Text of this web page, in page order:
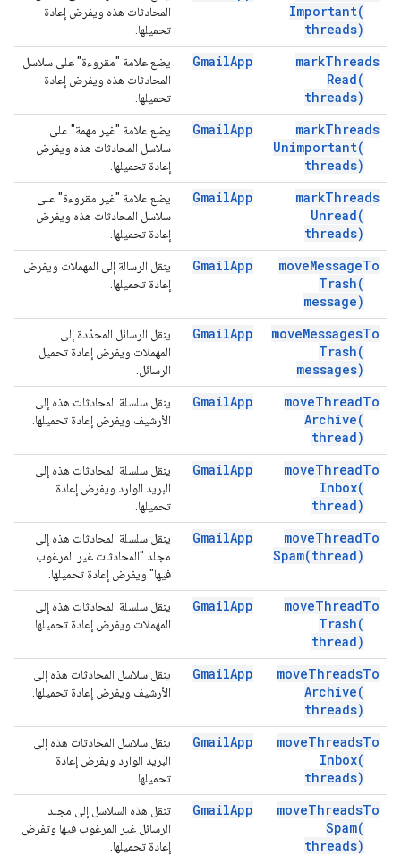
Important(
threads)
المحادثات هذه ويفرض إعادة
تحميلها.
markThreads
Read(
threads)
GmailApp
يضع علامة "مقروءة" على سلاسل
المحادثات هذه ويفرض إعادة
تحميلها.
markThreads
Unimportant(
threads)
GmailApp
يضع علامة "غير مهمة" على
سلاسل المحادثات هذه ويفرض
إعادة تحميلها.
markThreads
Unread(
threads)
GmailApp
يضع علامة "غير مقروءة" على
سلاسل المحادثات هذه ويفرض
إعادة تحميلها.
moveMessageTo
Trash(
message)
GmailApp
ينقل الرسالة إلى المهملات ويفرض
إعادة تحميلها.
moveMessagesTo
Trash(
messages)
GmailApp
ينقل الرسائل المحدّدة إلى
المهملات ويفرض إعادة تحميل
الرسائل.
moveThreadTo
Archive(
thread)
GmailApp
ينقل سلسلة المحادثات هذه إلى
الأرشيف ويفرض إعادة تحميلها.
moveThreadTo
Inbox(
thread)
GmailApp
ينقل سلسلة المحادثات هذه إلى
البريد الوارد ويفرض إعادة
تحميلها.
moveThreadTo
Spam(thread)
GmailApp
ينقل سلسلة المحادثات هذه إلى
مجلد "المحادثات غير المرغوب
فيها" ويفرض إعادة تحميلها.
moveThreadTo
Trash(
thread)
GmailApp
ينقل سلسلة المحادثات هذه إلى
المهملات ويفرض إعادة تحميلها.
moveThreadsTo
Archive(
threads)
GmailApp
ينقل سلاسل المحادثات هذه إلى
الأرشيف ويفرض إعادة تحميلها.
moveThreadsTo
Inbox(
threads)
GmailApp
ينقل سلاسل المحادثات هذه إلى
البريد الوارد ويفرض إعادة
تحميلها.
moveThreadsTo
Spam(
threads)
GmailApp
تنقل هذه السلاسل إلى مجلد
الرسائل غير المرغوب فيها وتفرض
إعادة تحميلها.